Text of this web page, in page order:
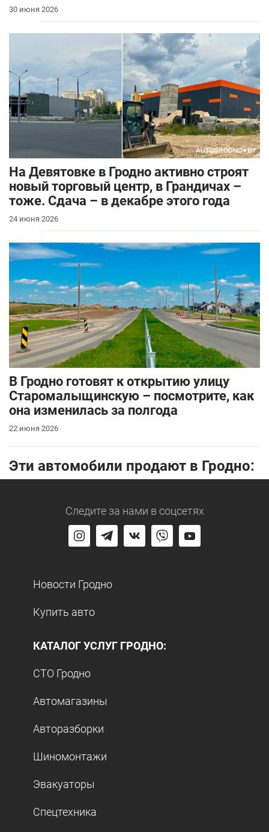
30 июня 2026
На Девятовке в Гродно активно строят
новый торговый центр, в Грандичах –
тоже. Сдача – в декабре этого года
24 июня 2026
В Гродно готовят к открытию улицу
Старомалыщинскую – посмотрите, как
она изменилась за полгода
22 июня 2026
Эти автомобили продают в Гродно:
Следите за нами в соцсетях
Новости Гродно
Купить авто
КАТАЛОГ УСЛУГ ГРОДНО:
СТО Гродно
Автомагазины
Авторазборки
Шиномонтажи
Эвакуаторы
Спецтехника